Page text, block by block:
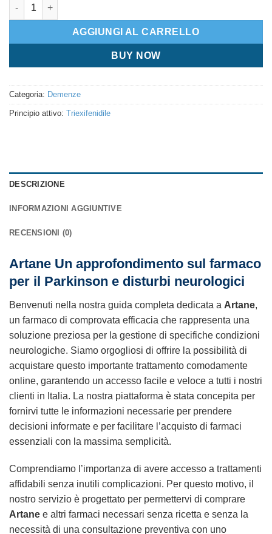
AGGIUNGI AL CARRELLO
BUY NOW
Categoria: Demenze
Principio attivo: Triexifenidile
DESCRIZIONE
INFORMAZIONI AGGIUNTIVE
RECENSIONI (0)
Artane Un approfondimento sul farmaco
per il Parkinson e disturbi neurologici
Benvenuti nella nostra guida completa dedicata a Artane,
un farmaco di comprovata efficacia che rappresenta una
soluzione preziosa per la gestione di specifiche condizioni
neurologiche. Siamo orgogliosi di offrire la possibilità di
acquistare questo importante trattamento comodamente
online, garantendo un accesso facile e veloce a tutti i nostri
clienti in Italia. La nostra piattaforma è stata concepita per
fornirvi tutte le informazioni necessarie per prendere
decisioni informate e per facilitare l’acquisto di farmaci
essenziali con la massima semplicità.
Comprendiamo l’importanza di avere accesso a trattamenti
affidabili senza inutili complicazioni. Per questo motivo, il
nostro servizio è progettato per permettervi di comprare
Artane e altri farmaci necessari senza ricetta e senza la
necessità di una consultazione preventiva con uno